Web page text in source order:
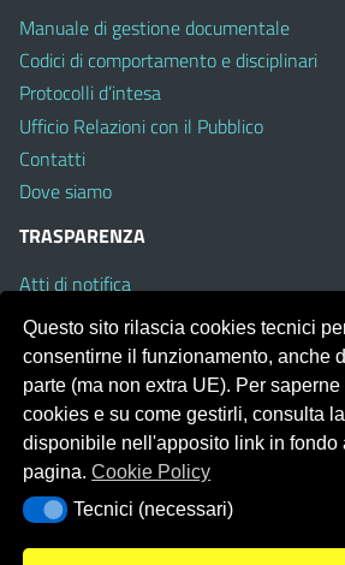
Manuale di gestione documentale
Codici di comportamento e disciplinari
Protocolli d’intesa
Ufficio Relazioni con il Pubblico
Contatti
Dove siamo
TRASPARENZA
Atti di notifica
Albo on line
Amministrazione Trasparente
Obiettivi di Accessibilità
Portale realizzato con la piattaforma
Template Italia configurato sul tema
(Mizar)
Questo sito rilascia cookies tecnici
consentirne il funzionamento, anche
parte (ma non extra UE). Per
cookies e su come gestirli, consulta
disponibile nell'apposito link in fondo
pagina.Cookie Policy
Tecnici (necessari)
Tecnici (necessari)